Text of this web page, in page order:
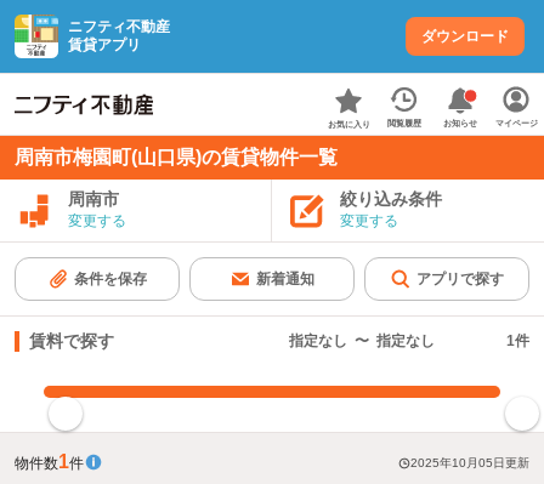
ニフティ不動産
賃貸アプリ
ダウンロード
お気に入り 閲覧履歴 お知らせ マイページ
周南市梅園町(山口県)の賃貸物件一覧
周南市
変更する
絞り込み条件
変更する
条件を保存 新着通知 アプリで探す
賃料で探す 指定なし 〜 指定なし 1件
物件数1件 2025年10月05日更新